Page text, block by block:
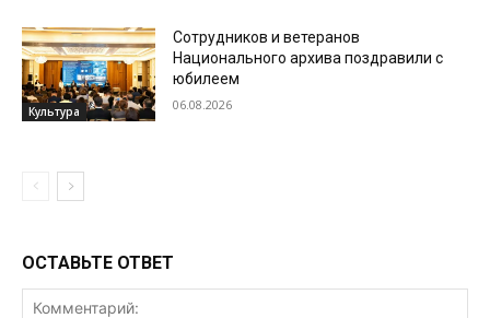
Культура
Сотрудников и ветеранов
Национального архива поздравили с
юбилеем
06.08.2026
ОСТАВЬТЕ ОТВЕТ